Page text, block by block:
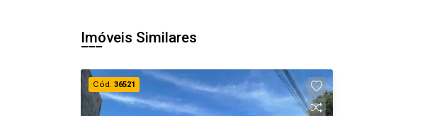
Imóveis Similares
Cód. 36521